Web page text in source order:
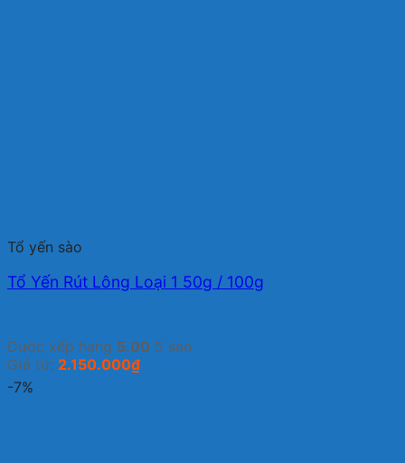
Tổ yến sào
Tổ Yến Rút Lông Loại 1 50g / 100g
Được xếp hạng 5.00 5 sao
Giá từ: 2.150.000₫
-7%